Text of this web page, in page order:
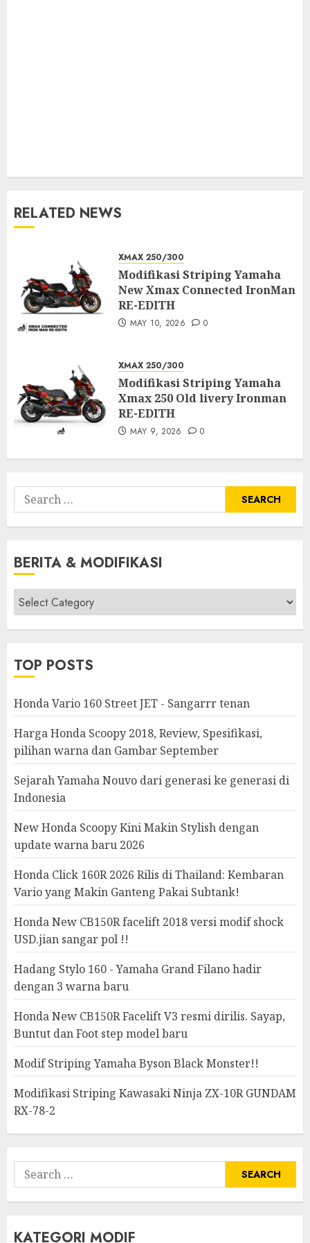
RELATED NEWS
XMAX 250/300
Modifikasi Striping Yamaha
New Xmax Connected IronMan
RE-EDITH
MAY 10, 2026 0
XMAX 250/300
Modifikasi Striping Yamaha
Xmax 250 Old livery Ironman
RE-EDITH
MAY 9, 2026 0
Search
for:
BERITA & MODIFIKASI
Berita
&
Modifikasi
TOP POSTS
Honda Vario 160 Street JET - Sangarrr tenan
Harga Honda Scoopy 2018, Review, Spesifikasi,
pilihan warna dan Gambar September
Sejarah Yamaha Nouvo dari generasi ke generasi di
Indonesia
New Honda Scoopy Kini Makin Stylish dengan
update warna baru 2026
Honda Click 160R 2026 Rilis di Thailand: Kembaran
Vario yang Makin Ganteng Pakai Subtank!
Honda New CB150R facelift 2018 versi modif shock
USD.jian sangar pol !!
Hadang Stylo 160 - Yamaha Grand Filano hadir
dengan 3 warna baru
Honda New CB150R Facelift V3 resmi dirilis. Sayap,
Buntut dan Foot step model baru
Modif Striping Yamaha Byson Black Monster!!
Modifikasi Striping Kawasaki Ninja ZX-10R GUNDAM
RX-78-2
Search
for:
KATEGORI MODIF